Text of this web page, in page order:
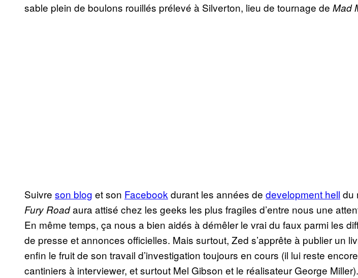
sable plein de boulons rouillés prélevé à Silverton, lieu de tournage de Mad
Suivre son blog et son Facebook durant les années de development hell du
Fury Roadaura attisé chez les geeks les plus fragiles d’entre nous une
En même temps, ça nous a bien aidés à démêler le vrai du faux parmi les
de presse et annonces officielles. Mais surtout, Zed s’apprête à publier un
enfin le fruit de son travail d’investigation toujours en cours (il lui reste
cantiniers à interviewer, et surtout Mel Gibson et le réalisateur George